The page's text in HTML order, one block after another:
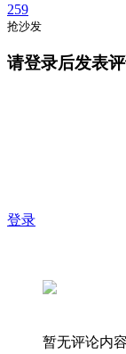
259
抢沙发
请登录后发表
登录
暂无评论内容